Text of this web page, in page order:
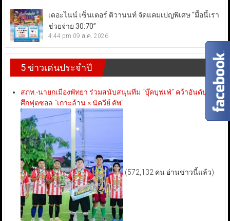
เดอะไนน์ เซ็นเตอร์ ติวานนท์ จัดแคมเปญพิเศษ “มื้อนี้เรา
ช่วยจ่าย 30:70”
4:44 pm 09 ส.ค. 2026
5 ข่าวเด่นประจำปี
สภท.-นายกเมืองพัทยา ร่วมสนับสนุนทีม “บุ๊คบุฟเฟ่” คว้าอันดับ 3
ศึกฟุตซอล “เกาะล้าน × นัควีย์ คัพ”
(572,132 คน อ่านข่าวนี้แล้ว)